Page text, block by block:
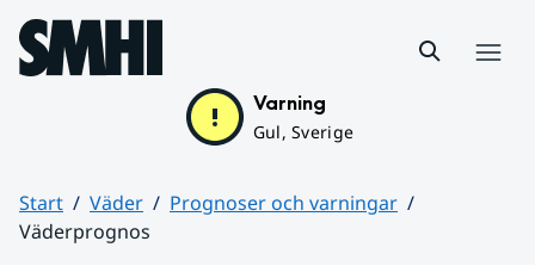
Hoppa till sidans innehåll
Varning
Gul, Sverige
Start Väder
Prognoser och varningar
Väderprognos